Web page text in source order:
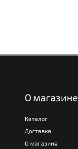
О магазине
Каталог
Доставка
О магазине